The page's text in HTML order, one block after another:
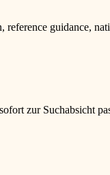
guidance,
zur Suchabsicht